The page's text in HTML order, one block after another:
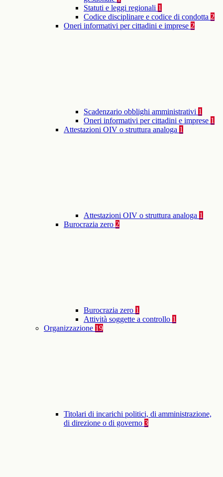
Statuti e leggi regionali 1
Codice disciplinare e codice di condotta 2
Oneri informativi per cittadini e imprese 2
Scadenzario obblighi amministrativi 1
Oneri informativi per cittadini e imprese 1
Attestazioni OIV o struttura analoga 1
Attestazioni OIV o struttura analoga 1
Burocrazia zero 2
Burocrazia zero 1
Attività soggette a controllo 1
Organizzazione 19
Titolari di incarichi politici, di amministrazione,
di direzione o di governo 3